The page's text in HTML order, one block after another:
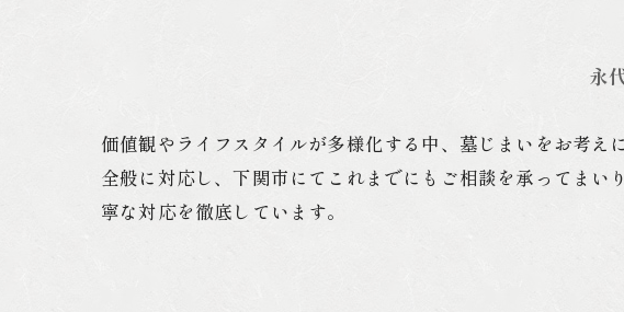
永
価値観やライフスタイルが多様化する中、墓じまいをお考
全般に対応し、下関市にてこれまでにもご相談を承ってま
寧な対応を徹底しています。